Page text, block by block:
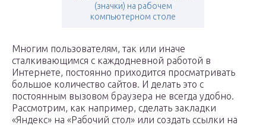
(значки) на рабочем
компьютерном столе
Многим пользователям, так или иначе
сталкивающимся с каждодневной работой в
Интернете, постоянно приходится просматривать
большое количество сайтов. И делать это с
постоянным вызовом браузера не всегда удобно.
Рассмотрим, как например, сделать закладки
«Яндекс» на «Рабочий стол» или создать ссылки на